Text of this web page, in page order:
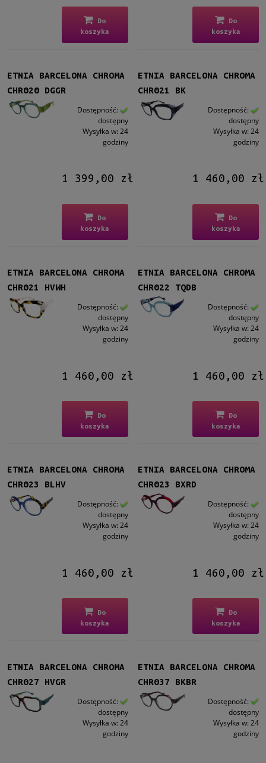
Do
koszyka
Do
koszyka
ETNIA BARCELONA CHROMA
CHR020 DGGR
Dostępność:
dostępny
Wysyłka w: 24
godziny
1 399,00 zł
Do
koszyka
ETNIA BARCELONA CHROMA
CHR021 BK
Dostępność:
dostępny
Wysyłka w: 24
godziny
1 460,00 zł
Do
koszyka
ETNIA BARCELONA CHROMA
CHR021 HVWH
Dostępność:
dostępny
Wysyłka w: 24
godziny
1 460,00 zł
Do
koszyka
ETNIA BARCELONA CHROMA
CHR022 TQDB
Dostępność:
dostępny
Wysyłka w: 24
godziny
1 460,00 zł
Do
koszyka
ETNIA BARCELONA CHROMA
CHR023 BLHV
Dostępność:
dostępny
Wysyłka w: 24
godziny
1 460,00 zł
Do
koszyka
ETNIA BARCELONA CHROMA
CHR023 BXRD
Dostępność:
dostępny
Wysyłka w: 24
godziny
1 460,00 zł
Do
koszyka
ETNIA BARCELONA CHROMA
CHR027 HVGR
Dostępność:
dostępny
Wysyłka w: 24
godziny
ETNIA BARCELONA CHROMA
CHR037 BKBR
Dostępność:
dostępny
Wysyłka w: 24
godziny